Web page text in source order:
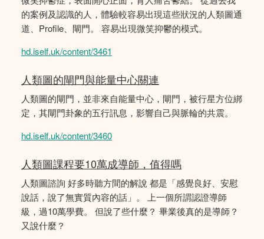
的案例及認識的人，體驗較容易出現這些狀況的人類圖通
道、Profile、閘門。 容易出現微笑抑鬱的模式。
hd.iself.uk/content/3461
人類圖的閘門與能量中心關連
人類圖的閘門，並非來自能量中心，閘門，被行星方位綁
定，其閘門卦象的五行訊息，影響自己與脈輪的共震。
hd.iself.uk/content/3460
人類圖課程要10萬成導師，值得嗎
人類圖諮詢 好多時聽方間的解說 都是「感覺良好、安慰
說話，說了無實質內容的話」。 上一個所謂認證導師
級，過10萬學費。 但說了些什麼？ 畢業後真的是導師？
又說什麼？